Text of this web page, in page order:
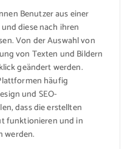
Benutzer aus einer
diese nach ihren
Von der Auswahl von
von Texten und Bildern
geändert werden.
häufig
und SEO-
dass die erstellten
funktionieren und in
werden.